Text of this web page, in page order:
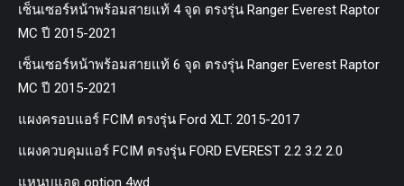
เซ็นเซอร์หน้าพร้อมสายแท้ 4 จุด ตรงรุ่น Ranger Everest Raptor
MC ปี 2015-2021
เซ็นเซอร์หน้าพร้อมสายแท้ 6 จุด ตรงรุ่น Ranger Everest Raptor
MC ปี 2015-2021
แผงครอบแอร์ FCIM ตรงรุ่น Ford XLT. 2015-2017
แผงควบคุมแอร์ FCIM ตรงรุ่น FORD EVEREST 2.2 3.2 2.0
แหนบแอด option 4wd